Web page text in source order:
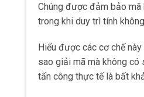
Chúng được đảm bảo mã
trong khi duy trì tính
Hiểu được các cơ chế
sao giải mã mà không có
tấn công thực tế là bất